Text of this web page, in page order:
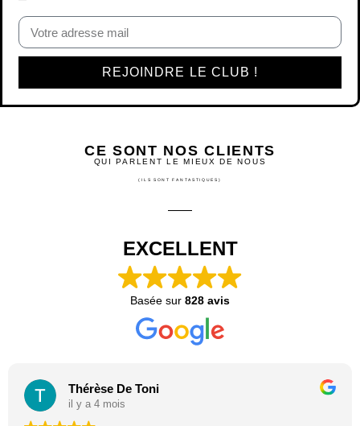
REJOINDRE LE CLUB !
CE SONT NOS CLIENTS
QUI PARLENT LE MIEUX DE NOUS
(ILS SONT FANTASTIQUES)
EXCELLENT
Basée sur 828 avis
Thérèse De Toni
il y a 4 mois